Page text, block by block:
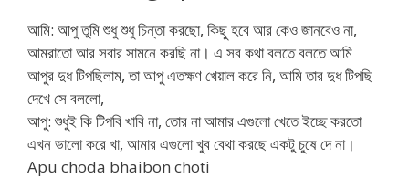
আমি: আপু তুমি শুধু শুধু চিন্তা করছো, কিছু হবে আর কেও জানবেও না,
আমরাতো আর সবার সামনে করছি না। এ সব কথা বলতে বলতে আমি
আপুর দুধ টিপছিলাম, তা আপু এতক্ষণ খেয়াল করে নি, আমি তার দুধ টিপছি
দেখে সে বললো,
আপু: শুধুই কি টিপবি খাবি না, তোর না আমার এগুলো খেতে ইচ্ছে করতো
এখন ভালো করে খা, আমার এগুলো খুব বেথা করছে একটু চুষে দে না।
Apu choda bhaibon choti